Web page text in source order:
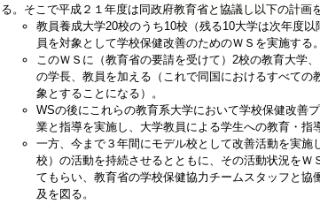
る。そこで平成２１年度は同政府教育省と協議し以下の計画
教員養成大学20校のうち10校（残る10大学は次年度
員を対象として学校保健改善のためのＷＳを実施する。
このＷＳに（教育省の要請を受けて）2校の教育大学
の学長、教員を加える（これで同国におけるすべての
象とすることになる）。
WSの後にこれらの教育系大学において学校保健改善
業と指導を実施し、大学教員による学生への教育・指
一方、今まで３年間にモデル校として改善活動を実施
校）の活動を持続させるとともに、その活動状況をＷ
てもらい、教育省の学校保健協力チームスタッフと協
及を図る。